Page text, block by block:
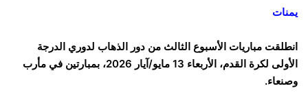
يمنات
انطلقت مباريات الأسبوع الثالث من دور الذهاب لدوري الدرجة
الأولى لكرة القدم، الأربعاء 13 مايو/آيار 2026، بمبارتين في مأرب
وصنعاء.